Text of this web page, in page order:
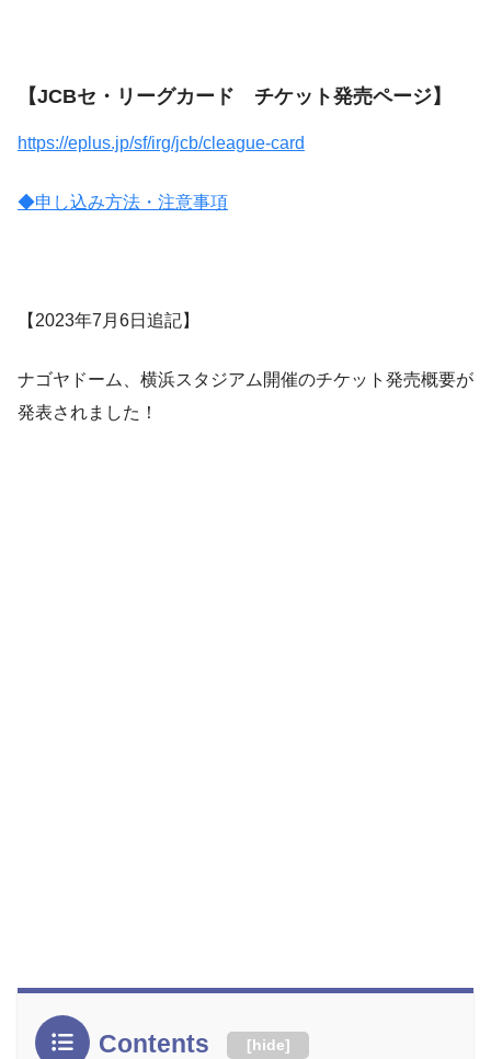
【JCBセ・リーグカード チケット発売ページ】
https://eplus.jp/sf/irg/jcb/cleague-card
◆申し込み方法・注意事項
【2023年7月6日追記】
ナゴヤドーム、横浜スタジアム開催のチケット発売概要が
発表されました！
Contents [hide]